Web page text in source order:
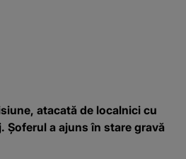
atacată de localnici cu